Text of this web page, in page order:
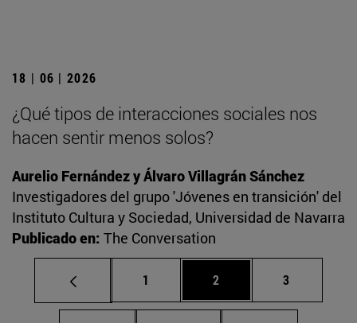
18 | 06 | 2026
¿Qué tipos de interacciones sociales nos
hacen sentir menos solos?
Aurelio Fernández y Álvaro Villagrán Sánchez
Investigadores del grupo 'Jóvenes en transición' del
Instituto Cultura y Sociedad, Universidad de Navarra
Publicado en: The Conversation
Página
1 Página
2 Página
3